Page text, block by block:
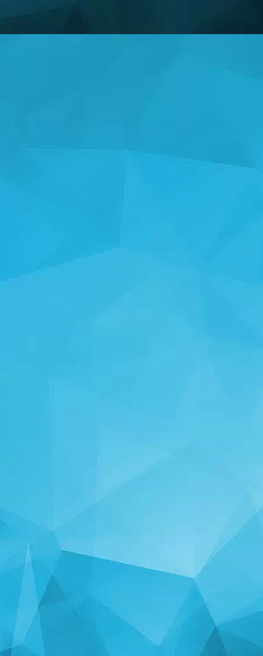
STATYSTYKA
14239 Gry
24997 Użytkownicy